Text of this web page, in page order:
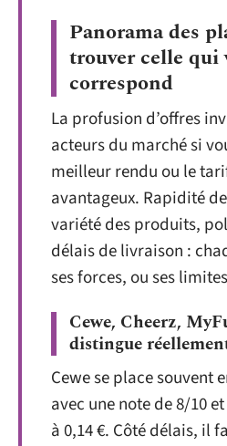
Panorama des
trouver celle qui
correspond
La profusion d’offres
acteurs du marché si
meilleur rendu ou le
avantageux. Rapidité
variété des produits,
délais de livraison :
ses forces, ou ses
Cewe, Cheerz,
distingue
Cewe se place souvent
avec une note de 8/10
à 0,14 €. Côté délais, il